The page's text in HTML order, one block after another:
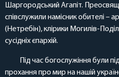
Шаргородський Агапіт.
співслужили намісник обителі –
(Нетребін), клірики Могилів-
сусідніх єпархій.
Під час богослужіння були
прохання про мир на нашій